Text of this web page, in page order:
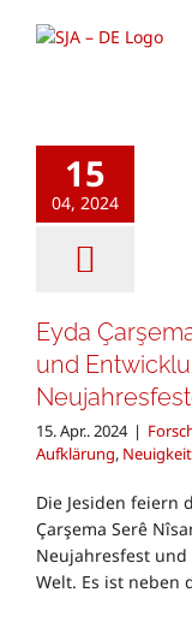
Inhalt
15
04, 2024
Eyda
und
15. Apr.. 2024 |
Aufklärung,
Die Jesiden feiern
Çarşema Serê
Neujahresfest
Welt. Es ist neben